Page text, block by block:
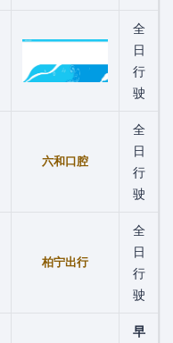
全
日
行
驶
六和口腔
全
日
行
驶
柏宁出行
全
日
行
驶
早